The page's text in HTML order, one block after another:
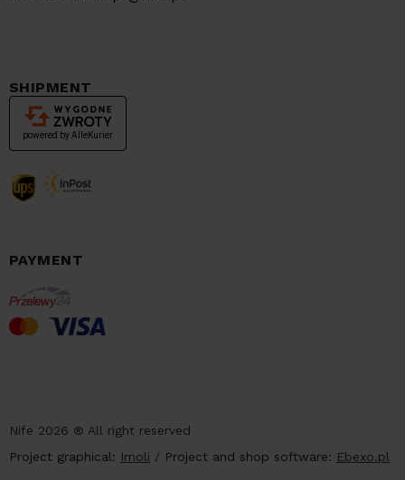
SHIPMENT
PAYMENT
Nife 2026 ® All right reserved
Project graphical: Imoli / Project and shop software: Ebexo.pl